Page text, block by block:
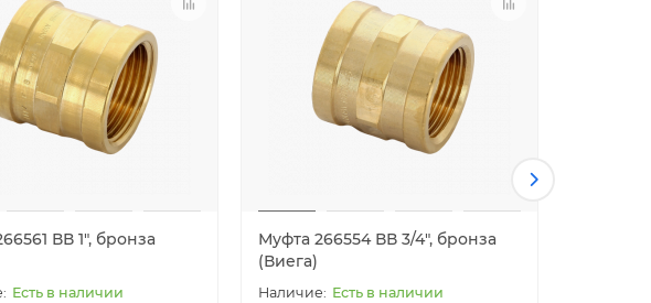
ВВ 1", бронза
Есть в наличии
Муфта 266554 ВВ 3/4", бронза
(Виега)
Есть в наличии